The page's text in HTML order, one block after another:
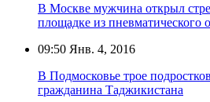
В Москве мужчина открыл
площадке из пневматического
09:50 Янв. 4, 2016
В Подмосковье трое
гражданина Таджикистана